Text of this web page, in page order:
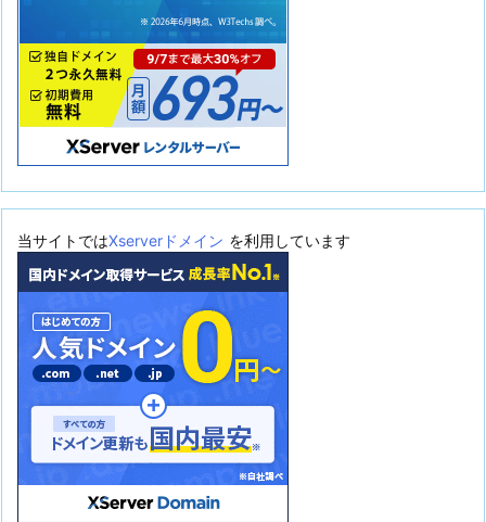
当サイトではXserverドメイン を利用しています